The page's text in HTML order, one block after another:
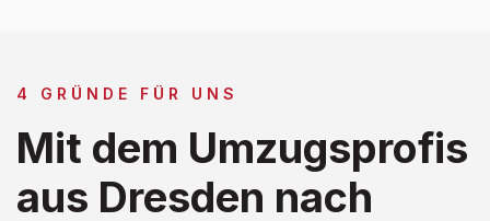
4 GRÜNDE FÜR UNS
Mit dem Umzugsprofis
aus Dresden nach